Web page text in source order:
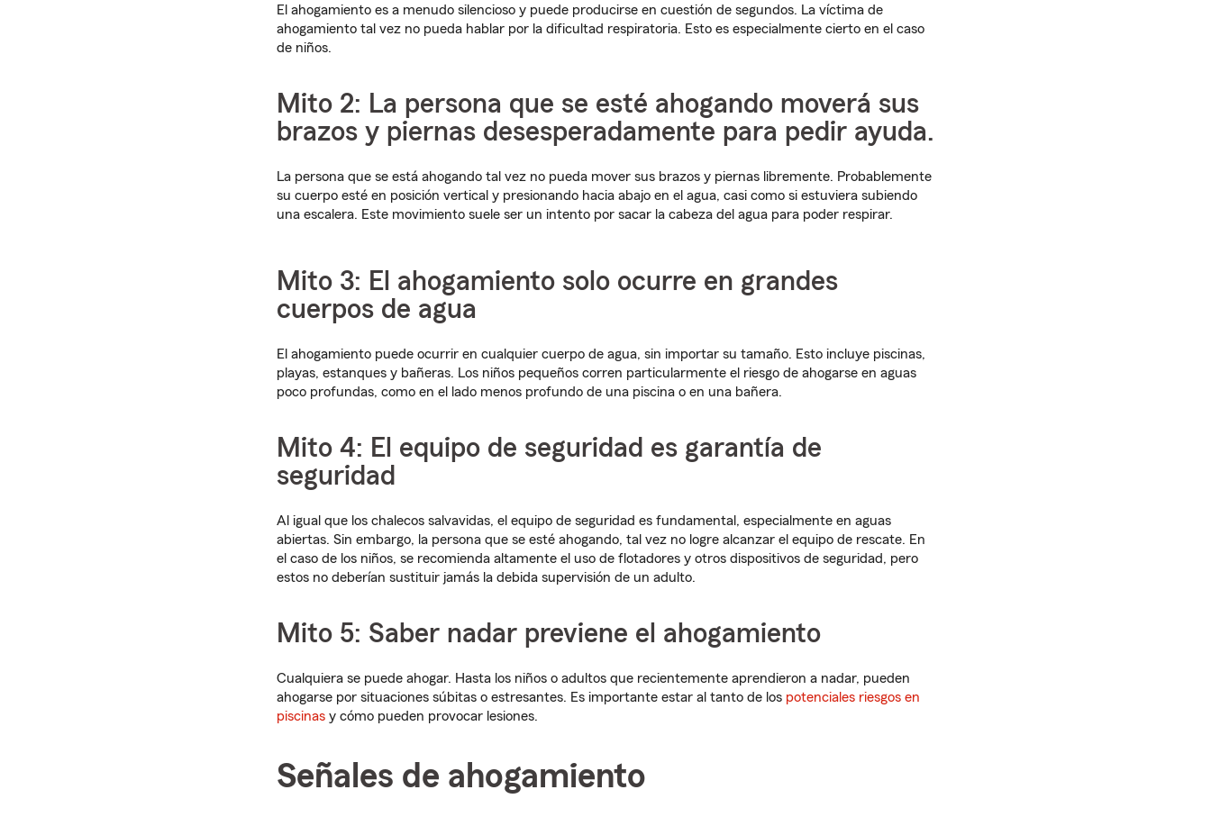
El ahogamiento es a menudo silencioso y puede producirse en cuestión de segundos. La víctima de
ahogamiento tal vez no pueda hablar por la dificultad respiratoria. Esto es especialmente cierto en el caso
de niños.
Mito 2: La persona que se esté ahogando moverá sus
brazos y piernas desesperadamente para pedir ayuda.
La persona que se está ahogando tal vez no pueda mover sus brazos y piernas libremente. Probablemente
su cuerpo esté en posición vertical y presionando hacia abajo en el agua, casi como si estuviera subiendo
una escalera. Este movimiento suele ser un intento por sacar la cabeza del agua para poder respirar.
Mito 3: El ahogamiento solo ocurre en grandes
cuerpos de agua
El ahogamiento puede ocurrir en cualquier cuerpo de agua, sin importar su tamaño. Esto incluye piscinas,
playas, estanques y bañeras. Los niños pequeños corren particularmente el riesgo de ahogarse en aguas
poco profundas, como en el lado menos profundo de una piscina o en una bañera.
Mito 4: El equipo de seguridad es garantía de
seguridad
Al igual que los chalecos salvavidas, el equipo de seguridad es fundamental, especialmente en aguas
abiertas. Sin embargo, la persona que se esté ahogando, tal vez no logre alcanzar el equipo de rescate. En
el caso de los niños, se recomienda altamente el uso de flotadores y otros dispositivos de seguridad, pero
estos no deberían sustituir jamás la debida supervisión de un adulto.
Mito 5: Saber nadar previene el ahogamiento
Cualquiera se puede ahogar. Hasta los niños o adultos que recientemente aprendieron a nadar, pueden
ahogarse por situaciones súbitas o estresantes. Es importante estar al tanto de los potenciales riesgos en
piscinas y cómo pueden provocar lesiones.
Señales de ahogamiento